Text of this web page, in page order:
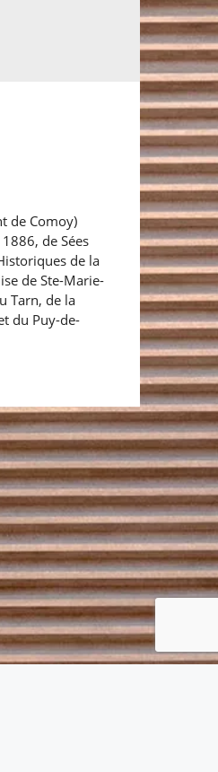
de Comoy)
de Sées
de la
de Ste-Marie-
Tarn, de la
du Puy-de-